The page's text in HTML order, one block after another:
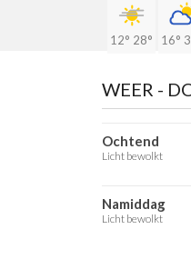
12° 28° 16°
WEER -
Ochtend
Licht bewolkt
Namiddag
Licht bewolkt